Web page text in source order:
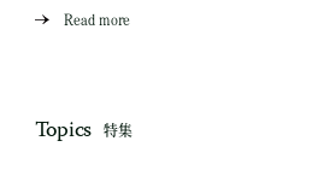
Read more
Topics 特集